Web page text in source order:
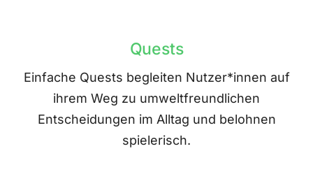
Quests
Einfache Quests begleiten Nutzer*innen auf
ihrem Weg zu umweltfreundlichen
Entscheidungen im Alltag und belohnen
spielerisch.